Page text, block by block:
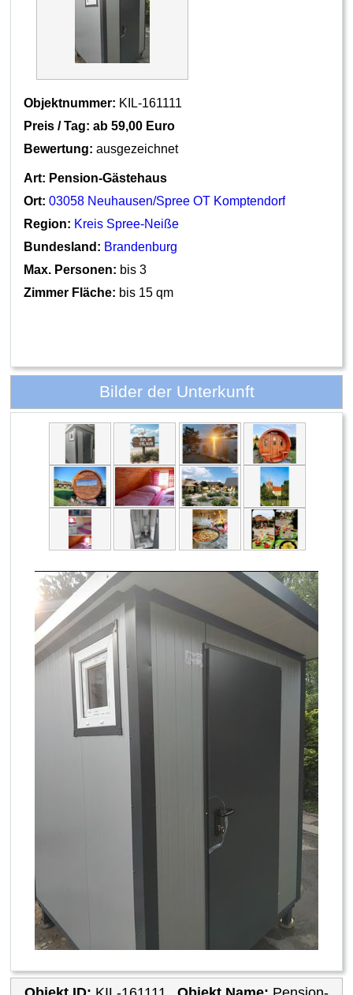
Objektnummer: KIL-161111
Preis / Tag: ab 59,00 Euro
Bewertung: ausgezeichnet
Art: Pension-Gästehaus
Ort: 03058 Neuhausen/Spree OT Komptendorf
Region: Kreis Spree-Neiße
Bundesland: Brandenburg
Max. Personen: bis 3
Zimmer Fläche: bis 15 qm
Bilder der Unterkunft